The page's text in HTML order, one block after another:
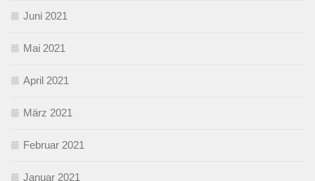
Juni 2021
Mai 2021
April 2021
März 2021
Februar 2021
Januar 2021